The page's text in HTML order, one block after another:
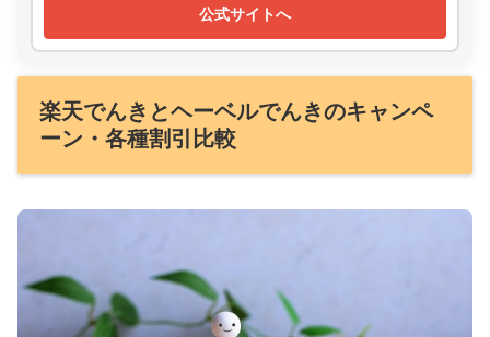
公式サイトへ
楽天でんきとヘーベルでんきのキャンペ
ーン・各種割引比較